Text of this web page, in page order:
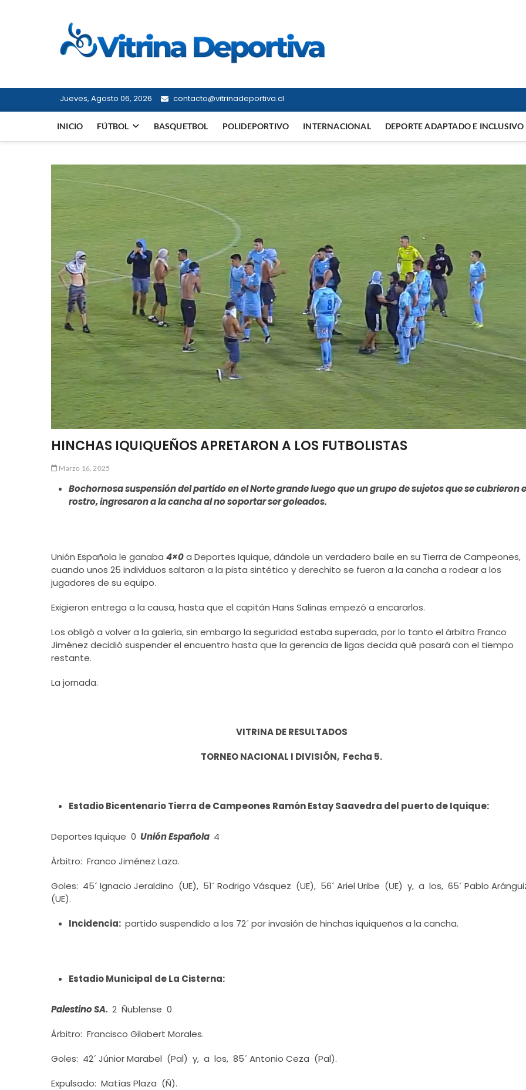
Jueves, Agosto 06, 2026 contacto@vitrinadeportiva.cl
INICIO FÚTBOL BASQUETBOL POLIDEPORTIVO INTERNACIONAL DEPORTE ADAPTADO E INCLUSIVO
HINCHAS IQUIQUEÑOS APRETARON A LOS FUTBOLISTAS
Marzo 16, 2025
Bochornosa suspensión del partido en el Norte grande luego que un grupo de sujetos que se cubrieron
rostro, ingresaron a la cancha al no soportar ser goleados.
Unión Española le ganaba 4×0a Deportes Iquique, dándole un verdadero baile en su Tierra de Campeones,
cuando unos 25 individuos saltaron a la pista sintético y derechito se fueron a la cancha a rodear a los
jugadores de su equipo.
Exigieron entrega a la causa, hasta que el capitán Hans Salinas empezó a encararlos.
Los obligó a volver a la galería, sin embargo la seguridad estaba superada, por lo tanto el árbitro Franco
Jiménez decidió suspender el encuentro hasta que la gerencia de ligas decida qué pasará con el tiempo
restante.
La jornada.
VITRINA DE RESULTADOS
TORNEO NACIONAL I DIVISIÓN, Fecha 5.
Estadio Bicentenario Tierra de Campeones Ramón Estay Saavedra del puerto de Iquique:
Deportes Iquique 0 Unión Española 4
Árbitro: Franco Jiménez Lazo.
Goles: 45´ Ignacio Jeraldino (UE), 51´ Rodrigo Vásquez (UE), 56´ Ariel Uribe (UE) y, a los, 65´ Pablo
(UE).
Incidencia: partido suspendido a los 72´ por invasión de hinchas iquiqueños a la cancha.
Estadio Municipal de La Cisterna:
Palestino SA. 2 Ñublense 0
Árbitro: Francisco Gilabert Morales.
Goles: 42´ Júnior Marabel (Pal) y, a los, 85´ Antonio Ceza (Pal).
Expulsado: Matías Plaza (Ñ).